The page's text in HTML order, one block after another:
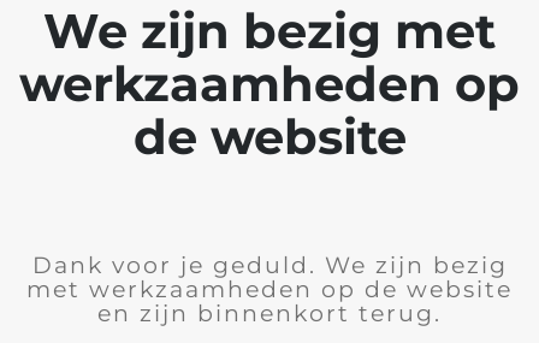
We zijn bezig met
werkzaamheden op
de website
Dank voor je geduld. We zijn bezig
met werkzaamheden op de website
en zijn binnenkort terug.